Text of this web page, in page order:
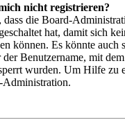
nicht registrieren?
dass die Board-
hat, damit sich
können. Es könnte auch
der Benutzername, mit
wurden. Um Hilfe zu
Administration.